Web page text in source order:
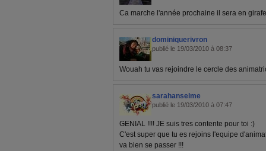
Ca marche l'année prochaine il sera en
dominiquerivron
publié le 19/03/2010 à 08:37
Wouah tu vas rejoindre le cercle des
sarahanselme
publié le 19/03/2010 à 07:47
GENIAL !!!! JE suis tres contente pour toi :)
C'est super que tu es rejoins l'equipe
va bien se passer !!!